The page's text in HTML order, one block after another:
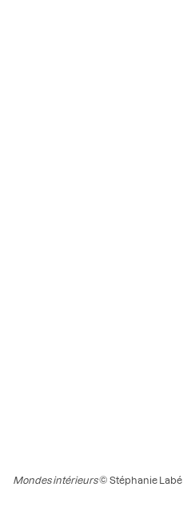
Mondes intérieurs© Stéphanie Labé